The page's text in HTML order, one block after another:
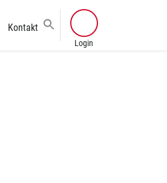
Kontakt